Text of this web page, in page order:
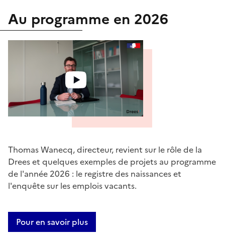
Au programme en 2026
Thomas Wanecq, directeur, revient sur le rôle de la
Drees et quelques exemples de projets au programme
de l'année 2026 : le registre des naissances et
l'enquête sur les emplois vacants.
Pour en savoir plus